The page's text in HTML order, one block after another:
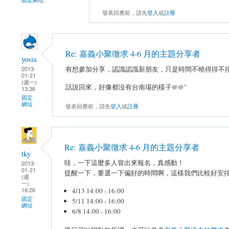
發表回應前，請先登入或註冊
yosia
2013-
01-21
(週一)
13:36
固定
網址
Re: 嘉義小聚徵求 4-6 月的主題分享者
有想參加分享，認識認識新朋友，只是時間不曉得排不
話說回來，好像都沒有台南場的樣子@@"
發表回應前，請先登入或註冊
tky
2013-
01-21
(週
一)
16:26
固定
網址
Re: 嘉義小聚徵求 4-6 月的主題分享者
哇，一下這麼多人冒出來報名，真感動！
提醒一下，要選一下偏好的時間啊，這樣我們比較好安
4/13 14:00 - 16:00
5/11 14:00 - 16:00
6/8 14:00 - 16:00